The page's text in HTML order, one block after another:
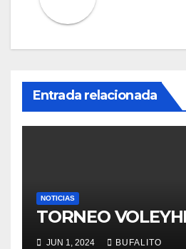
Entrada relacionada
NOTICIAS
TORNEO
JUN 1, 2024 BUFALITO